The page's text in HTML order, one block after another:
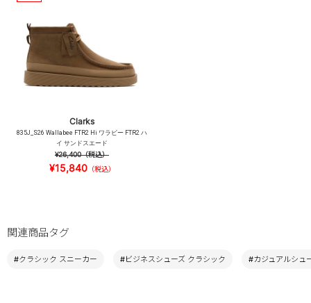
Clarks
835J_S26 Wallabee FTR2 Hi ワラビー FTR2 ハ
イ サンドスエード
¥26,400（税込）
¥15,840（税込）
関連商品タグ
#クラシック スニーカー #ビジネスシューズ クラシック #カジュアルシュ